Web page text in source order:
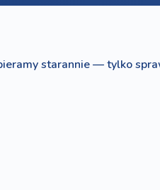
starannie — tylko